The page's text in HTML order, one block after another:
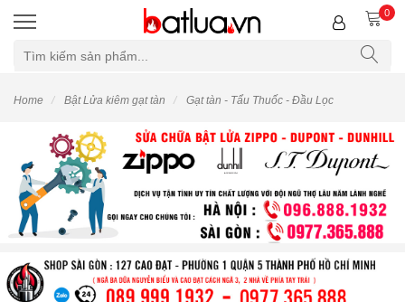
0
Home Bật Lửa kiêm gạt tàn Gạt tàn - Tẩu Thuốc - Đầu Lọc